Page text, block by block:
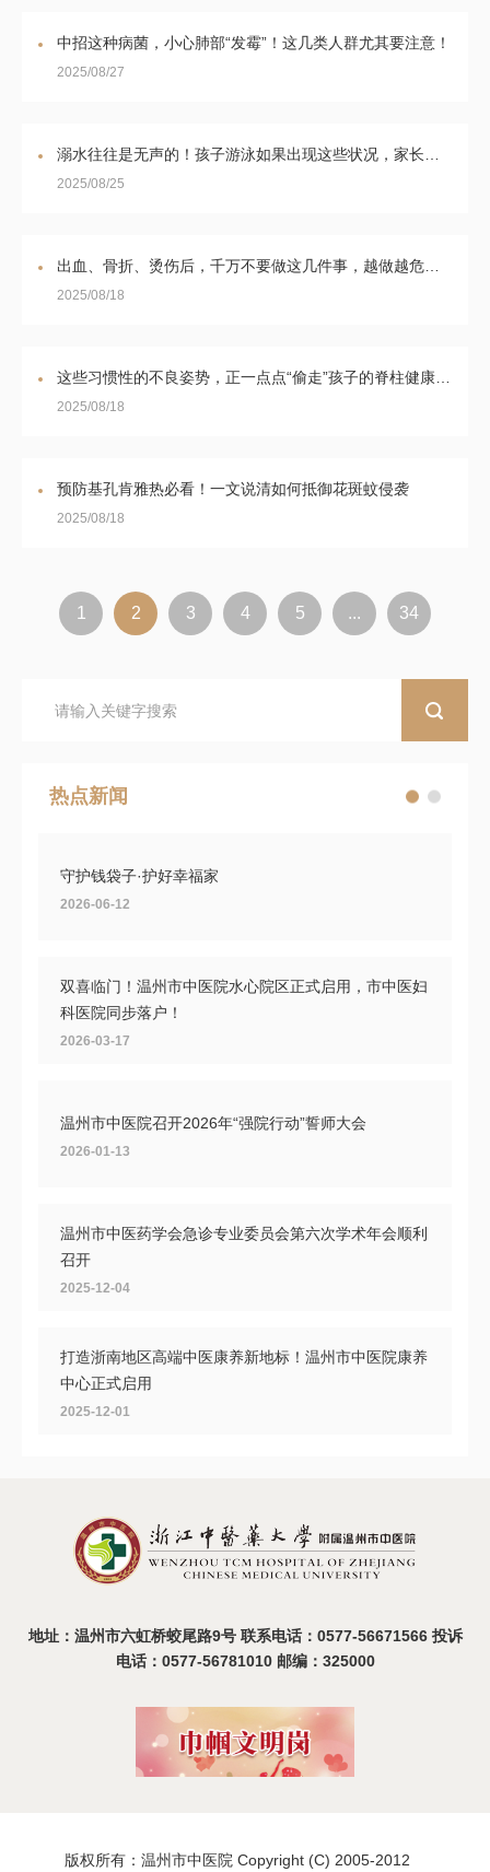
中招这种病菌，小心肺部“发霉”！这几类人群尤其要注意！
2025/08/27
2025/08/25
2025/08/18
2025/08/18
预防基孔肯雅热必看！一文说清如何抵御花斑蚊侵袭
2025/08/18
1 2 3 4 5 ... 34
热点新闻
守护钱袋子·护好幸福家
2026-06-12
双喜临门！温州市中医院水心院区正式启用，市中医妇
科医院同步落户！
2026-03-17
温州市中医院召开2026年“强院行动”誓师大会
2026-01-13
温州市中医药学会急诊专业委员会第六次学术年会顺利
召开
2025-12-04
打造浙南地区高端中医康养新地标！温州市中医院康养
中心正式启用
2025-12-01
2025-11-11
地址：温州市六虹桥蛟尾路9号 联系电话：0577-56671566 投诉
电话：0577-56781010 邮编：325000
版权所有：温州市中医院 Copyright (C) 2005-2012